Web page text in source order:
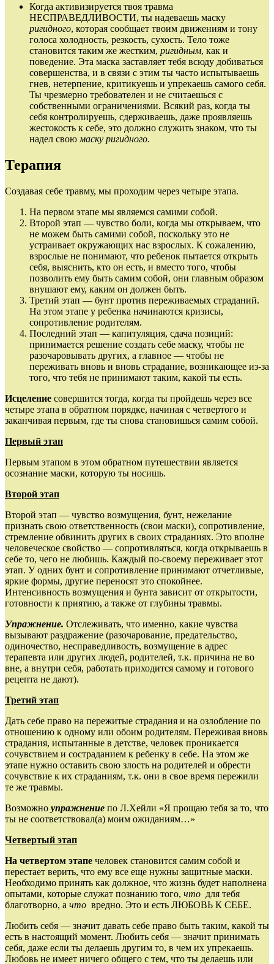
Когда активизируется твоя травма
НЕСПРАВЕДЛИВОСТИ, ты надеваешь маску
ригидного, которая сообщает твоим движениям и тону
голоса холодность, резкость, сухость. Тело тоже
становится таким же жестким, ригидным, как и
поведение. Эта маска заставляет тебя всюду добиваться
совершенства, и в связи с этим ты часто испытываешь
гнев, нетерпение, критикуешь и упрекаешь самого себя.
Ты чрезмерно требователен и не считаешься с
собственными ограничениями. Всякий раз, когда ты
себя контролируешь, сдерживаешь, даже проявляешь
жестокость к себе, это должно служить знаком, что ты
надел свою маску ригидного.
Терапия
Создавая себе травму, мы проходим через четыре этапа.
На первом этапе мы являемся самими собой.
Второй этап — чувство боли, когда мы открываем, что
не можем быть самими собой, поскольку это не
устраивает окружающих нас взрослых. К сожалению,
взрослые не понимают, что ребенок пытается открыть
себя, выяснить, кто он есть, и вместо того, чтобы
позволить ему быть самим собой, они главным образом
внушают ему, каким он должен быть.
Третий этап — бунт против переживаемых страданий.
На этом этапе у ребенка начинаются кризисы,
сопротивление родителям.
Последний этап — капитуляция, сдача позиций:
принимается решение создать себе маску, чтобы не
разочаровывать других, а главное — чтобы не
переживать вновь и вновь страдание, возникающее из‑за
того, что тебя не принимают таким, какой ты есть.
Исцеление совершится тогда, когда ты пройдешь через все
четыре этапа в обратном порядке, начиная с четвертого и
заканчивая первым, где ты снова становишься самим собой.
Первый этап
Первым этапом в этом обратном путешествии является
осознание маски, которую ты носишь.
Второй этап
Второй этап — чувство возмущения, бунт, нежелание
признать свою ответственность (свои маски), сопротивление,
стремление обвинить других в своих страданиях. Это вполне
человеческое свойство — сопротивляться, когда открываешь в
себе то, чего не любишь. Каждый по‑своему переживает этот
этап. У одних бунт и сопротивление принимают отчетливые,
яркие формы, другие переносят это спокойнее.
Интенсивность возмущения и бунта зависит от открытости,
готовности к приятию, а также от глубины травмы.
Упражнение. Отслеживать, что именно, какие чувства
вызывают раздражение (разочарование, предательство,
одиночество, несправедливость, возмущение в адрес
терапевта или других людей, родителей, т.к. причина не во
вне, а внутри себя, работать приходится самому и готового
рецепта не дают).
Третий этап
Дать себе право на пережитые страдания и на озлобление по
отношению к одному или обоим родителям. Переживая вновь
страдания, испытанные в детстве, человек проникается
сочувствием и состраданием к ребенку в себе. На этом же
этапе нужно оставить свою злость на родителей и обрести
сочувствие к их страданиям, т.к. они в свое время пережили
те же травмы.
Возможно упражнение по Л.Хейли «Я прощаю тебя за то, что
ты не соответствовал(а) моим ожиданиям…»
Четвертый этап
На четвертом этапе человек становится самим собой и
перестает верить, что ему все еще нужны защитные маски.
Необходимо принять как должное, что жизнь будет наполнена
опытами, которые служат познанию того, что для тебя
благотворно, а что вредно. Это и есть ЛЮБОВЬ К СЕБЕ.
Любить себя — значит давать себе право быть таким, какой ты
есть в настоящий момент. Любить себя — значит принимать
себя, даже если ты делаешь другим то, в чем их упрекаешь.
Любовь не имеет ничего общего с тем, что ты делаешь или